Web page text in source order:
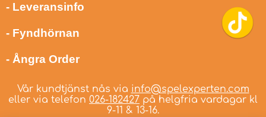
- Leveransinfo
- Fyndhörnan
- Ångra Order
Vår kundtjänst nås via info@spelexperten.com
eller via telefon 026-182427 på helgfria vardagar kl
9-11 & 13-16.